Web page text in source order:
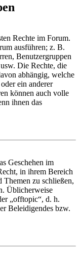
Rechte im Forum.
ausführen; z. B.
Benutzergruppen
Die Rechte, die
abhängig, welche
ein anderer
können auch volle
ihnen das
Geschehen im
in ihrem Bereich
Themen zu schließen,
Üblicherweise
„offtopic“, d. h.
Beleidigendes bzw.